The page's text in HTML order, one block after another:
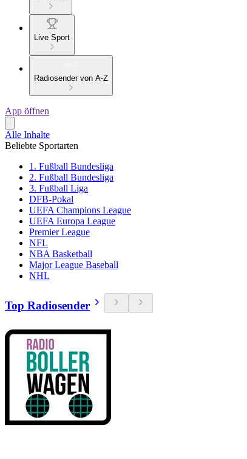
Live Sport
Radiosender von A-Z
App öffnen
Alle Inhalte
Beliebte Sportarten
1. Fußball Bundesliga
2. Fußball Bundesliga
3. Fußball Liga
DFB-Pokal
UEFA Champions League
UEFA Europa League
Premier League
NFL
NBA Basketball
Major League Baseball
NHL
Top Radiosender